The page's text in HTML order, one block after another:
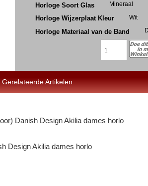
Horloge Soort Glas Mineraal
Horloge Wijzerplaat Kleur Wit
Horloge Materiaal van de Band
Gerelateerde Artikelen
Design Akilia dames horlo